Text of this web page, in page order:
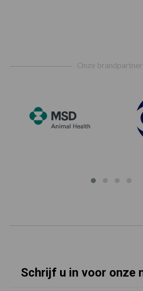
Onze
Schrijf u in voor onze